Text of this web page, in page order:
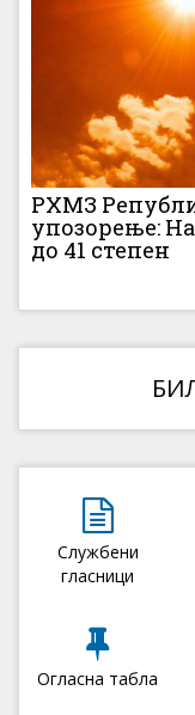
РХМЗ
упозорење:
до 41 степен
Службени
гласници
Огласна табла